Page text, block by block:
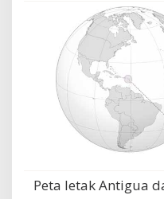
Peta letak Antigua